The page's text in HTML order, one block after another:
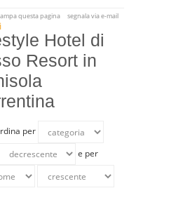
questa pagina segnala via e-mail
Hotel di
Resort in
per
e per